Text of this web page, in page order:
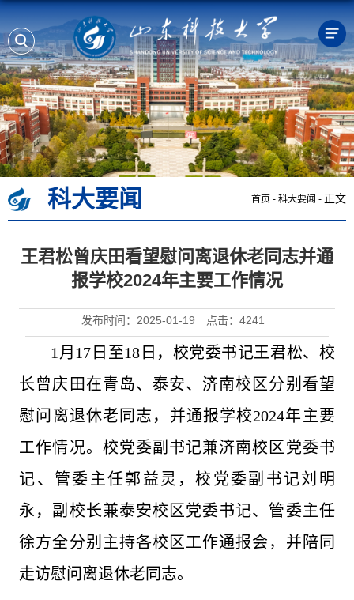
科大要闻 首页 - 科大要闻 - 正文
王君松曾庆田看望慰问离退休老同志并通
报学校2024年主要工作情况
发布时间：2025-01-19 点击： 4241
1月17日至18日，校党委书记王君松、校
长曾庆田在青岛、泰安、济南校区分别看望
慰问离退休老同志，并通报学校2024年主要
工作情况。校党委副书记兼济南校区党委书
记、管委主任郭益灵，校党委副书记刘明
永，副校长兼泰安校区党委书记、管委主任
徐方全分别主持各校区工作通报会，并陪同
走访慰问离退休老同志。